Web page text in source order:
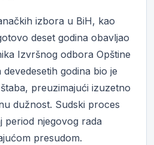
izbora u BiH, kao
deset godina obavljao
Izvršnog odbora Opštine
godina bio je
preuzimajući izuzetno
dužnost. Sudski proces
period njegovog rada
presudom.